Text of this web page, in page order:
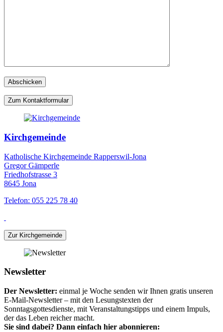
Zum Kontaktformular
Kirchgemeinde
Katholische Kirchgemeinde Rapperswil-Jona
Gregor Gämperle
Friedhofstrasse 3
8645 Jona
Telefon: 055 225 78 40
Zur Kirchgemeinde
Newsletter
Der Newsletter: einmal je Woche senden wir Ihnen gratis unseren
E-Mail-Newsletter – mit den Lesungstexten der
Sonntagsgottesdienste, mit Veranstaltungstipps und einem Impuls,
der das Leben reicher macht.
Sie sind dabei? Dann einfach hier abonnieren: